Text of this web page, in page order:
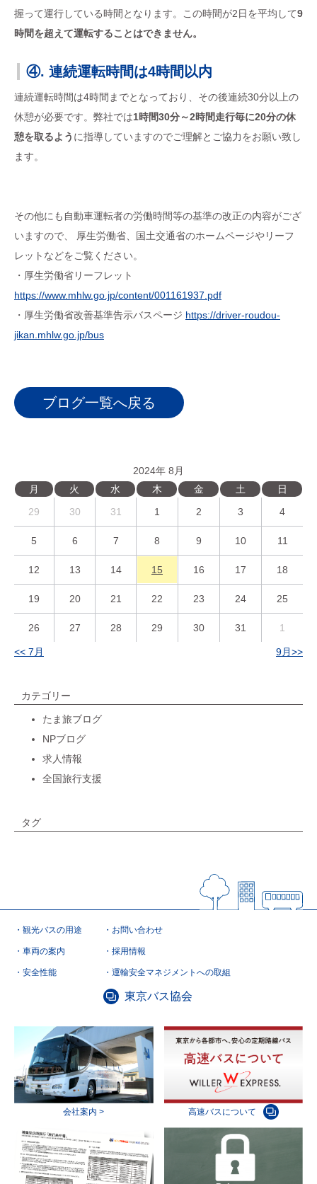
握って運行している時間となります。この時間が2日を平均して9
時間を超えて運転することはできません。
④. 連続運転時間は4時間以内
連続運転時間は4時間までとなっており、その後連続30分以上の
休憩が必要です。弊社では1時間30分～2時間走行毎に20分の休
憩を取るよう に指導していますのでご理解とご協力をお願い致し
ます。
その他にも自動車運転者の労働時間等の基準の改正の内容がござ
いますので、 厚生労働省、国土交通省のホームページやリーフ
レットなどをご覧ください。
・厚生労働省リーフレット
https://www.mhlw.go.jp/content/001161937.pdf
・厚生労働省改善基準告示バスページ https://driver-roudou-
jikan.mhlw.go.jp/bus
ブログ一覧へ戻る
2024年 8月
月
火 水 木 金 土
日
29
30 31 1 2 3 4
5 6 7 8 9 10 11
12 13 14 15 16 17 18
19 20 21 22 23 24 25
26 27 28 29 30 31 1
<< 7月 9月>>
カテゴリー
たま旅ブログ
NPブログ
求人情報
全国旅行支援
タグ
観光バスの用途
車両の案内
安全性能
お問い合わせ
採用情報
運輸安全マネジメントへの取組
東京バス協会
会社案内 > 高速バスについて